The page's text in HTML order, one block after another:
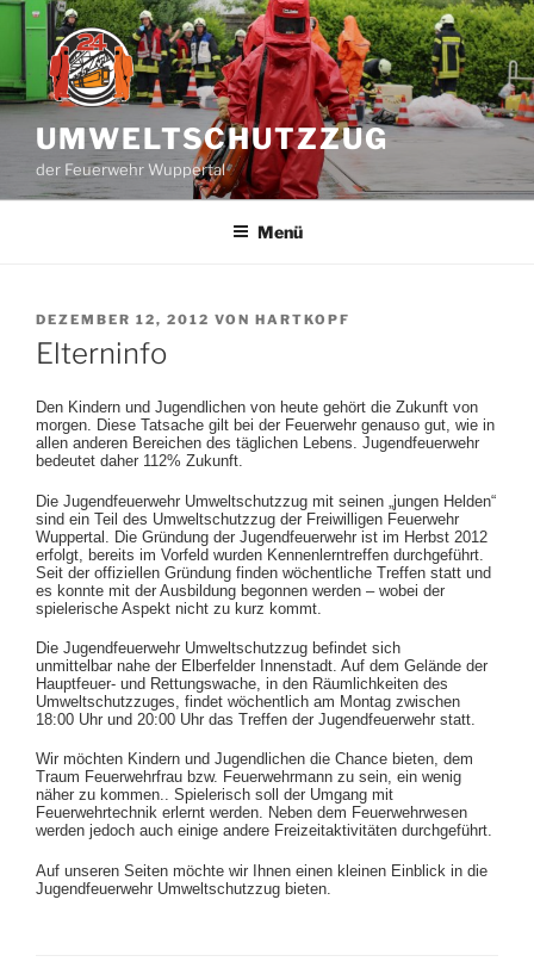
Zum
springen
UMWELTSCHUTZZUG
der Feuerwehr Wuppertal
Menü
VERÖFFENTLICHT
AM
DEZEMBER 12, 2012 VON HARTKOPF
Elterninfo
Den Kindern und Jugendlichen von heute gehört die Zukunft von
morgen. Diese Tatsache gilt bei der Feuerwehr genauso gut, wie in
allen anderen Bereichen des täglichen Lebens. Jugendfeuerwehr
bedeutet daher 112% Zukunft.
Die Jugendfeuerwehr Umweltschutzzug mit seinen „jungen Helden“
sind ein Teil des Umweltschutzzug der Freiwilligen Feuerwehr
Wuppertal. Die Gründung der Jugendfeuerwehr ist im Herbst 2012
erfolgt, bereits im Vorfeld wurden Kennenlerntreffen durchgeführt.
Seit der offiziellen Gründung finden wöchentliche Treffen statt und
es konnte mit der Ausbildung begonnen werden – wobei der
spielerische Aspekt nicht zu kurz kommt.
Die Jugendfeuerwehr Umweltschutzzug befindet sich
unmittelbar nahe der Elberfelder Innenstadt. Auf dem Gelände der
Hauptfeuer- und Rettungswache, in den Räumlichkeiten des
Umweltschutzzuges, findet wöchentlich am Montag zwischen
18:00 Uhr und 20:00 Uhr das Treffen der Jugendfeuerwehr statt.
Wir möchten Kindern und Jugendlichen die Chance bieten, dem
Traum Feuerwehrfrau bzw. Feuerwehrmann zu sein, ein wenig
näher zu kommen.. Spielerisch soll der Umgang mit
Feuerwehrtechnik erlernt werden. Neben dem Feuerwehrwesen
werden jedoch auch einige andere Freizeitaktivitäten durchgeführt.
Auf unseren Seiten möchte wir Ihnen einen kleinen Einblick in die
Jugendfeuerwehr Umweltschutzzug bieten.